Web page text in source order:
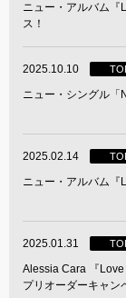
ニュー・アルバム
ス！
2025.10.10
ニュー・シングル「
2025.02.14
ニュー・アルバム『
2025.01.31
Alessia Cara 『
プリオーダーキャン